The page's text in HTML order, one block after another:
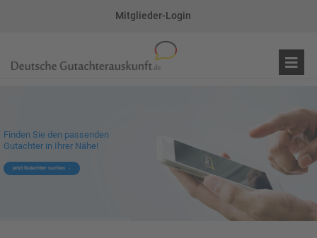
Mitglieder-Login
Finden Sie den passenden
Gutachter in Ihrer Nähe!
jetzt Gutachter suchen